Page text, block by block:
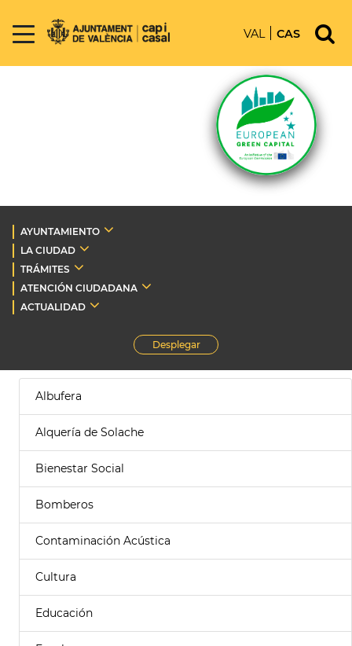
VAL CAS
AYUNTAMIENTO
LA CIUDAD
TRÁMITES
ATENCIÓN CIUDADANA
ACTUALIDAD
Desplegar
Albufera
Alquería de Solache
Bienestar Social
Bomberos
Contaminación Acústica
Cultura
Educación